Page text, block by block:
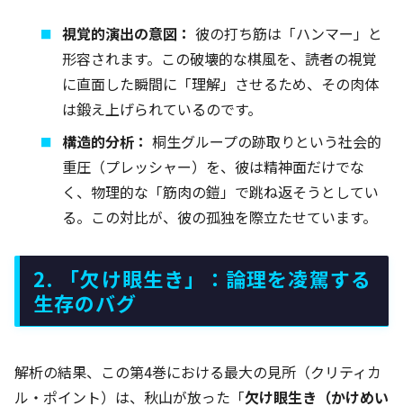
視覚的演出の意図： 彼の打ち筋は「ハンマー」と
形容されます。この破壊的な棋風を、読者の視覚
に直面した瞬間に「理解」させるため、その肉体
は鍛え上げられているのです。
構造的分析： 桐生グループの跡取りという社会的
重圧（プレッシャー）を、彼は精神面だけでな
く、物理的な「筋肉の鎧」で跳ね返そうとしてい
る。この対比が、彼の孤独を際立たせています。
2. 「欠け眼生き」：論理を凌駕する
生存のバグ
解析の結果、この第4巻における最大の見所（クリティカ
ル・ポイント）は、秋山が放った「欠け眼生き（かけめい